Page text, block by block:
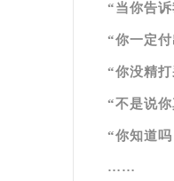
“当你告
“你一定
“你没精
“不是说
“你知道
……